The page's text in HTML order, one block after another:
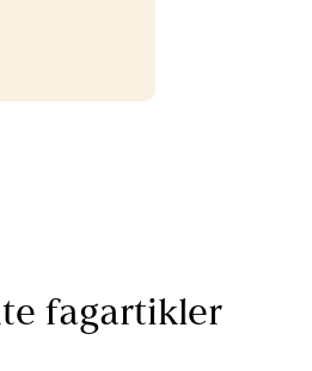
fagartikler